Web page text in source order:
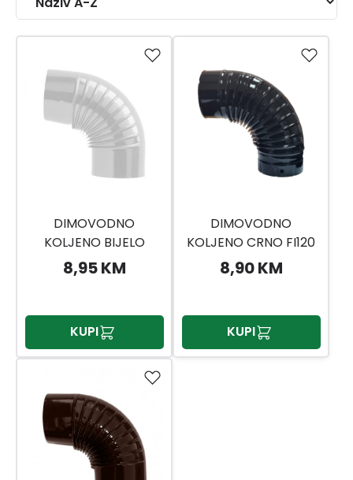
DIMOVODNO
KOLJENO BIJELO
8,95 KM
KUPI
DIMOVODNO
KOLJENO CRNO FI120
8,90 KM
KUPI